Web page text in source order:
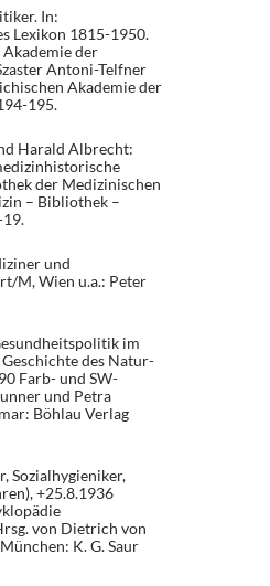
In:
Lexikon 1815-1950.
der
Antoni-Telfner
Akademie der
195.
Harald Albrecht:
der Medizinischen
– Bibliothek –
19.
und
M, Wien u.a.: Peter
im
Geschichte des Natur-
Farb- und SW-
und Petra
Böhlau Verlag
Sozialhygieniker,
+25.8.1936
von Dietrich von
K. G. Saur